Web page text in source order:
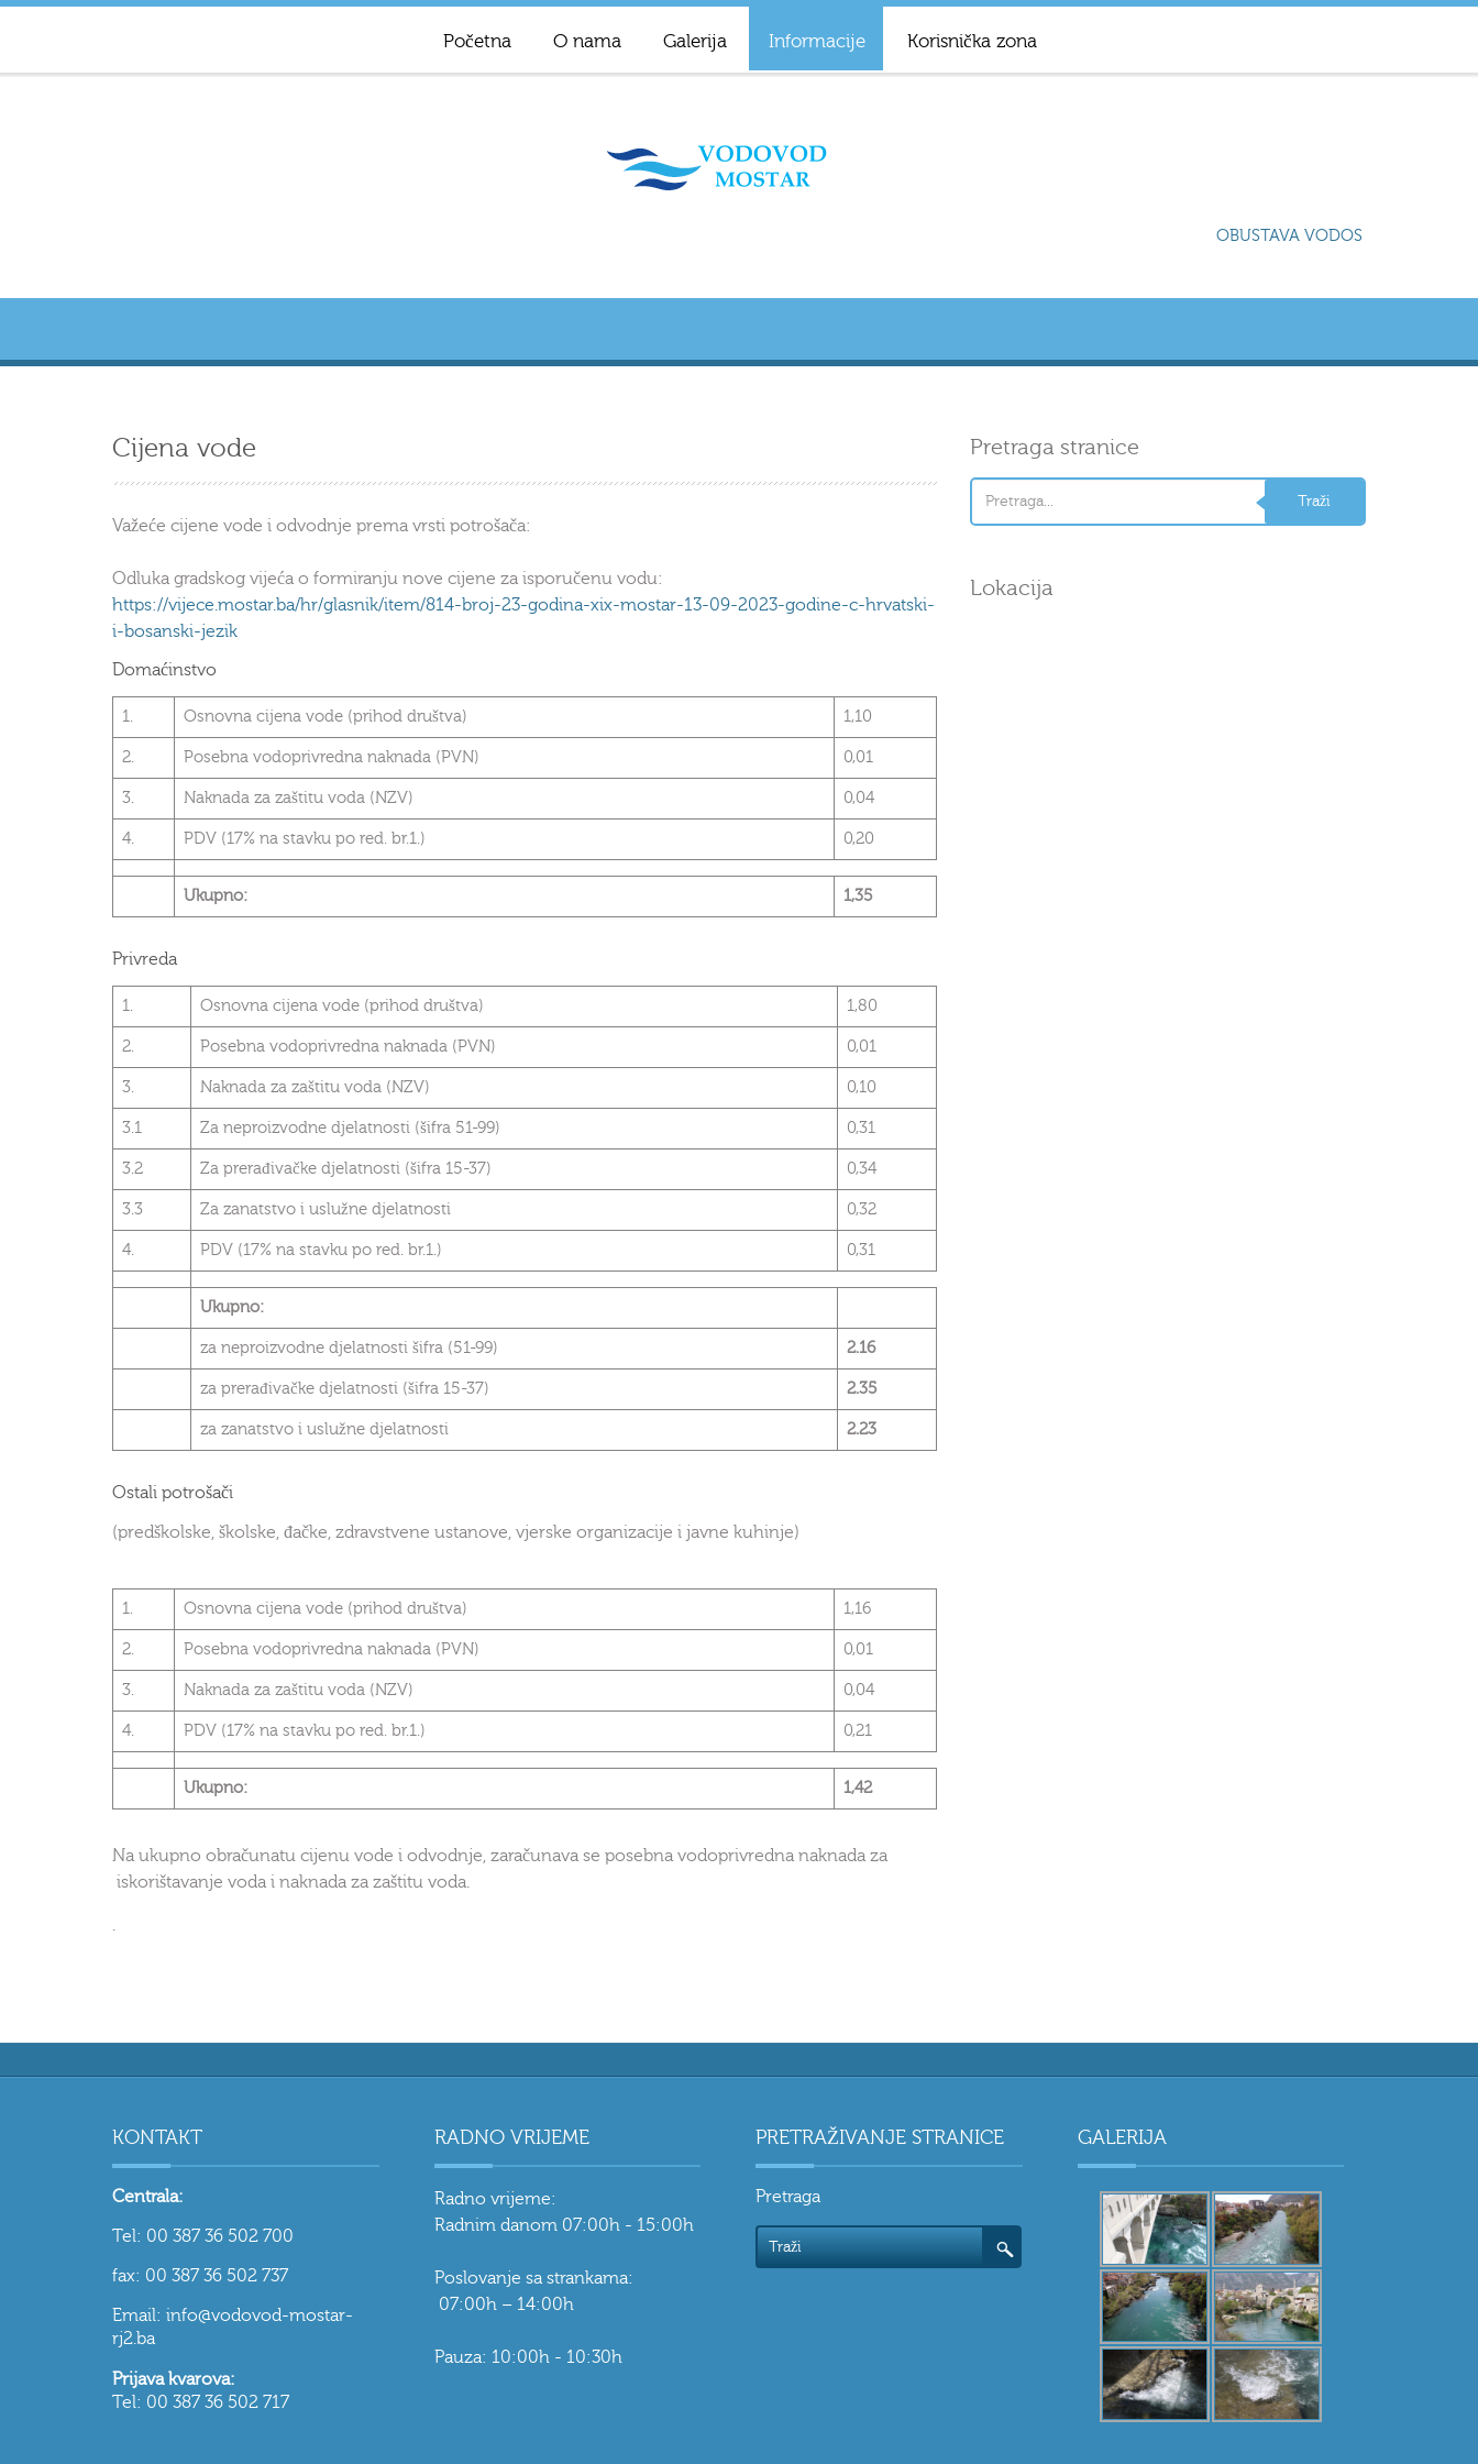
Početna O nama Galerija Informacije Korisnička zona
OBUSTAVA
Cijena vode
Važeće cijene vode i odvodnje prema vrsti potrošača:
Odluka gradskog vijeća o formiranju nove cijene za isporučenu vodu:
https://vijece.mostar.ba/hr/glasnik/item/814-broj-23-godina-xix-mostar-13-09-2023-godine-c-hrvatski-
i-bosanski-jezik
Domaćinstvo
1. Osnovna cijena vode (prihod društva) 1,10
2. Posebna vodoprivredna naknada (PVN) 0,01
3. Naknada za zaštitu voda (NZV) 0,04
4. PDV (17% na stavku po red. br.1.) 0,20
Ukupno: 1,35
Privreda
1. Osnovna cijena vode (prihod društva) 1,80
2. Posebna vodoprivredna naknada (PVN) 0,01
3. Naknada za zaštitu voda (NZV) 0,10
3.1 Za neproizvodne djelatnosti (šifra 51-99) 0,31
3.2 Za prerađivačke djelatnosti (šifra 15-37) 0,34
3.3 Za zanatstvo i uslužne djelatnosti 0,32
4. PDV (17% na stavku po red. br.1.) 0,31
Ukupno:
za neproizvodne djelatnosti šifra (51-99) 2.16
za prerađivačke djelatnosti (šifra 15-37) 2.35
za zanatstvo i uslužne djelatnosti 2.23
Ostali potrošači
(predškolske, školske, đačke, zdravstvene ustanove, vjerske organizacije i javne kuhinje)
1. Osnovna cijena vode (prihod društva) 1,16
2. Posebna vodoprivredna naknada (PVN) 0,01
3. Naknada za zaštitu voda (NZV) 0,04
4. PDV (17% na stavku po red. br.1.) 0,21
Ukupno: 1,42
Na ukupno obračunatu cijenu vode i odvodnje, zaračunava se posebna vodoprivredna naknada za
iskorištavanje voda i naknada za zaštitu voda.
.
Pretraga stranice
Lokacija
KONTAKT
Centrala:
Tel: 00 387 36 502 700
fax: 00 387 36 502 737
Email: info@vodovod-mostar-
rj2.ba
Prijava kvarova:
Tel: 00 387 36 502 717
RADNO VRIJEME
Radno vrijeme:
Radnim danom 07:00h - 15:00h
Poslovanje sa strankama:
07:00h – 14:00h
Pauza: 10:00h - 10:30h
PRETRAŽIVANJE STRANICE
Pretraga
GALERIJA